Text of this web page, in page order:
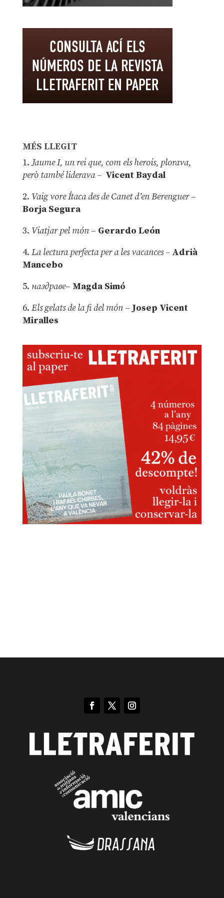
MÉS LLEGIT
1.Jaume I, un rei que, com els herois, plorava,
però també liderava – Vicent Baydal
2. Vaig vore Ítaca des de Canet d’en Berenguer–
Borja Segura
3. Viatjar pel món – Gerardo León
4. La lectura perfecta per a les vacances –Adrià
Mancebo
5. наздраве– Magda Simó
6. Els gelats de la fi del món – Josep Vicent
Miralles